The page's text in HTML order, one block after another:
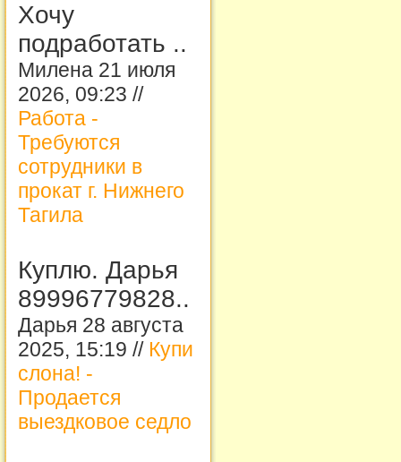
Хочу
подработать ..
Милена 21 июля
2026, 09:23 //
Работа -
Требуются
сотрудники в
прокат г. Нижнего
Тагила
Куплю. Дарья
89996779828..
Дарья 28 августа
2025, 15:19 // Купи
слона! -
Продается
выездковое седло